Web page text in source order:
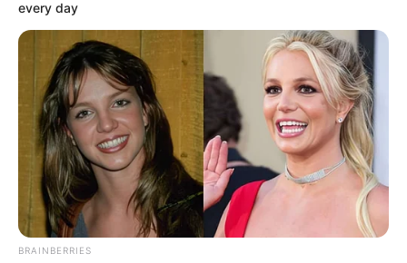
every day
BRAINBERRIES